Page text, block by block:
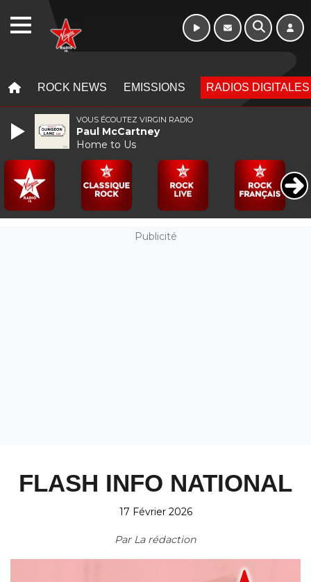
ROCK NEWS EMISSIONS RADIOS DIGITALES
Publicité
FLASH INFO NATIONAL
17 Février 2026
Par La rédaction
VOUS ÉCOUTEZ VIRGIN RADIO
Paul McCartney
Home to Us
WEBRADIO 16h - 20h